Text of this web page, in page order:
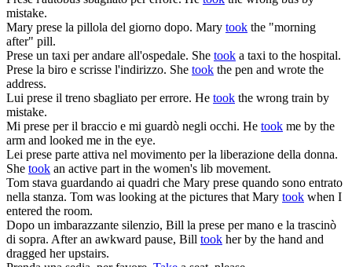
mistake.
Mary prese la pillola del giorno dopo. Mary took the "morning
after" pill.
Prese un taxi per andare all'ospedale. She took a taxi to the hospital.
Prese la biro e scrisse l'indirizzo. She took the pen and wrote the
address.
Lui prese il treno sbagliato per errore. He took the wrong train by
mistake.
Mi prese per il braccio e mi guardò negli occhi. He took me by the
arm and looked me in the eye.
Lei prese parte attiva nel movimento per la liberazione della donna.
She took an active part in the women's lib movement.
Tom stava guardando ai quadri che Mary prese quando sono entrato
nella stanza. Tom was looking at the pictures that Mary took when I
entered the room.
Dopo un imbarazzante silenzio, Bill la prese per mano e la trascinò
di sopra. After an awkward pause, Bill took her by the hand and
dragged her upstairs.